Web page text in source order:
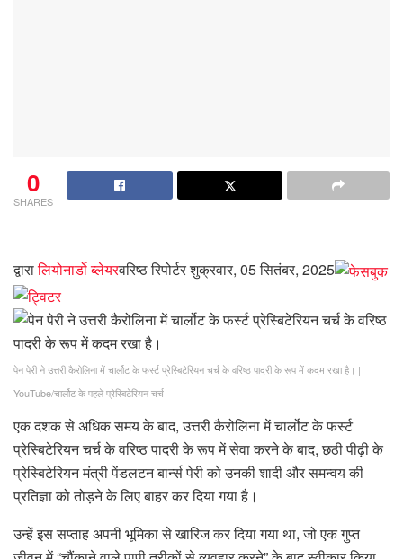
0
SHARES
द्वारालियोनार्डो ब्लेयरवरिष्ठ रिपोर्टरशुक्रवार, 05 सितंबर, 2025
पेन पेरी ने उत्तरी कैरोलिना में चार्लोट के फर्स्ट प्रेस्बिटेरियन चर्च के वरिष्ठ पादरी के रूप में कदम रखा है। |
YouTube/चार्लोट के पहले प्रेस्बिटेरियन चर्च
एक दशक से अधिक समय के बाद, उत्तरी कैरोलिना में चार्लोट के फर्स्ट
प्रेस्बिटेरियन चर्च के वरिष्ठ पादरी के रूप में सेवा करने के बाद, छठी पीढ़ी के
प्रेस्बिटेरियन मंत्री पेंडलटन बार्न्स पेरी को उनकी शादी और समन्वय की
प्रतिज्ञा को तोड़ने के लिए बाहर कर दिया गया है।
उन्हें इस सप्ताह अपनी भूमिका से खारिज कर दिया गया था, जो एक गुप्त